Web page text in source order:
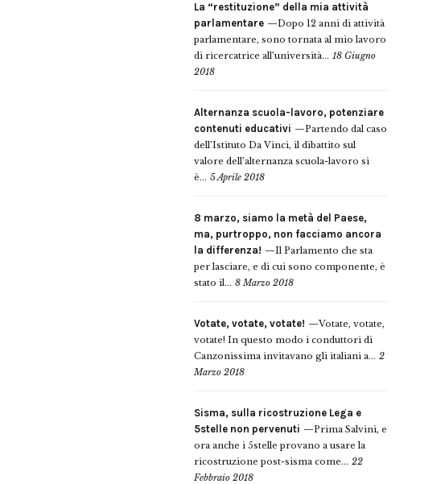
La “restituzione” della mia attività
parlamentare
Dopo 12 anni di attività
parlamentare, sono tornata al mio lavoro
di ricercatrice all’università... 18 Giugno
2018
Alternanza scuola-lavoro, potenziare
contenuti educativi
Partendo dal caso
dell’Istituto Da Vinci, il dibattito sul
valore dell’alternanza scuola-lavoro si
è... 5 Aprile 2018
8 marzo, siamo la metà del Paese,
ma, purtroppo, non facciamo ancora
la differenza!
Il Parlamento che sta
per lasciare, e di cui sono componente, è
stato il... 8 Marzo 2018
Votate, votate, votate!
Votate, votate,
votate! In questo modo i conduttori di
Canzonissima invitavano gli italiani a... 2
Marzo 2018
Sisma, sulla ricostruzione Lega e
5stelle non pervenuti
Prima Salvini, e
ora anche i 5stelle provano a usare la
ricostruzione post-sisma come... 22
Febbraio 2018